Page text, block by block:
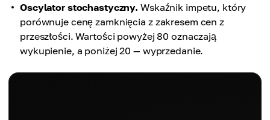
Oscylator stochastyczny. Wskaźnik impetu, który
porównuje cenę zamknięcia z zakresem cen z
przeszłości. Wartości powyżej 80 oznaczają
wykupienie, a poniżej 20 — wyprzedanie.